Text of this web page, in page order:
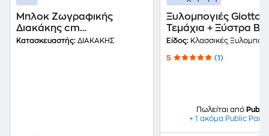
Μπλοκ Ζωγραφικής
Διακάκης cm
Αυτοκόλλητα-Στένσιλ
Κατασκευαστής: ΔΙΑΚΑΚΗΣ
Ξυλομπογιές Giotto
Τεμάχια + Ξύστρα
Είδος: Κλασσικές
5 (1)
Πωλείται από Public
+ 1 ακόμα Public